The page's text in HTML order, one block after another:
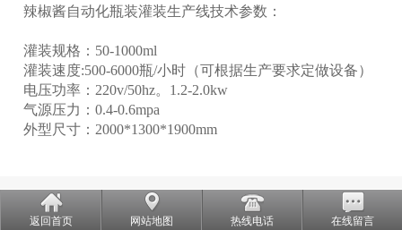
辣椒酱自动化瓶装灌装生产线技术参数：
灌装规格：50-1000ml
灌装速度:500-6000瓶/小时（可根据生产要求定做设备）
电压功率：220v/50hz。1.2-2.0kw
气源压力：0.4-0.6mpa
外型尺寸：2000*1300*1900mm
返回首页 网站地图 热线电话 在线留言